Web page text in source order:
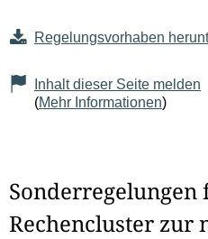
Regelungsvorhaben
Inhalt dieser Seite melden
(Mehr Informationen)
Sonderregelungen
Rechencluster zur